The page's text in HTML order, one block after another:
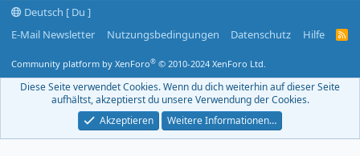
Deutsch [ Du ]
E-Mail Newsletter
Nutzungsbedingungen Datenschutz Hilfe
R
F
Community platform by XenForo® © 2010-2024 XenForo Ltd.
Diese Seite verwendet Cookies. Wenn du dich weiterhin auf dieser Seite
aufhältst, akzeptierst du unsere Verwendung der Cookies.
Akzeptieren
Weitere Informationen…